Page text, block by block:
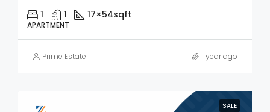
1 1 17×54sqft
APARTMENT
Prime Estate 1 year ago
SALE